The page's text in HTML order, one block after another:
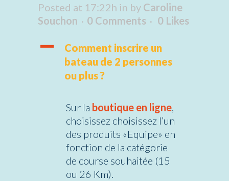
Posted at 17:22h in by Caroline
Souchon
0 Comments 0 Likes
A
Comment inscrire un
bateau de 2 personnes
ou plus ?
Sur la boutique en ligne
choisissez choisissez l’un
des produits «Equipe» en
fonction de la catégorie
de course souhaitée (15
ou 26 Km).